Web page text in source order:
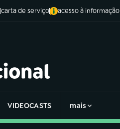
carta de serviço acesso à informação
VIDEOCASTS mais